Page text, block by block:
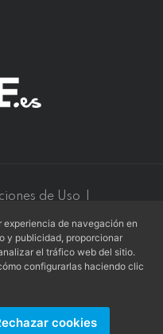
de Uso
reCAPTCHA v3y se aplican
de servicio deGoogle
Todos los derechos
experiencia de navegación en
y publicidad, proporcionar
el tráfico web del sitio.
configurarlas haciendo clic
cookies